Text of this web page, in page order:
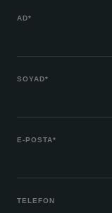
AD*
SOYAD*
E-POSTA*
TELEFON